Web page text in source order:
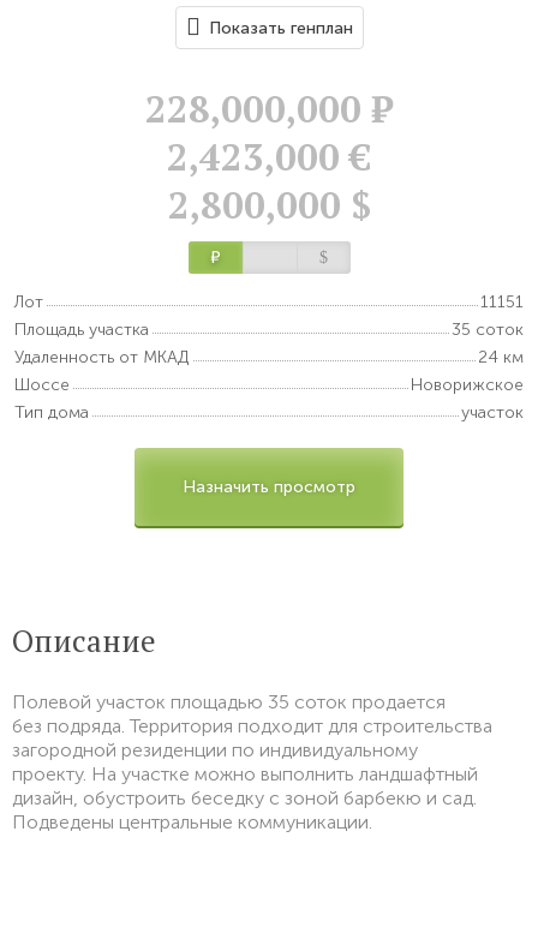
Показать генплан
228,000,000 Р
2,423,000 €
2,800,000 $
Р $
Лот
11151
Площадь участка
35 соток
Удаленность от МКАД
24 км
Шоссе
Новорижское
Тип дома
участок
Назначить просмотр
Описание
Полевой участок площадью 35 соток продается
без подряда. Территория подходит для строительства
загородной резиденции по индивидуальному
проекту. На участке можно выполнить ландшафтный
дизайн, обустроить беседку с зоной барбекю и сад.
Подведены центральные коммуникации.